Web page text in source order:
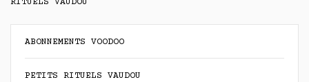
RITUELS VAUDOU
ABONNEMENTS VOODOO
PETITS RITUELS VAUDOU